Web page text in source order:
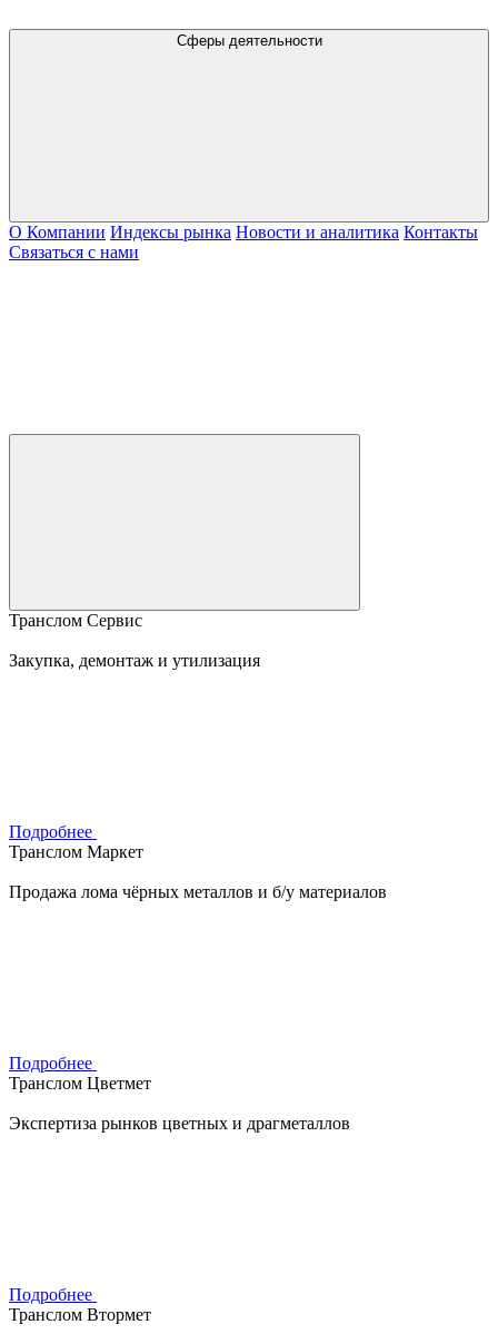
Сферы деятельности
О Компании Индексы рынка Новости и аналитика Контакты
Связаться с нами
Транслом Сервис
Закупка, демонтаж и утилизация
Подробнее
Транслом Маркет
Продажа лома чёрных металлов и б/у материалов
Подробнее
Транслом Цветмет
Экспертиза рынков цветных и драгметаллов
Подробнее
Транслом Втормет